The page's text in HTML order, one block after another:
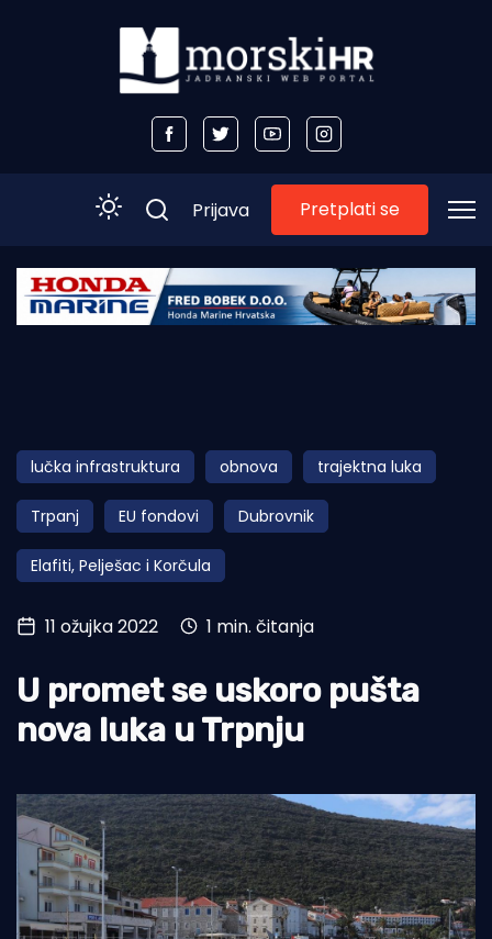
Početna
Obala
Otoci
Turizam i nautika
Pomorstvo
Ribolov
Tradicija i kultura
Prijava Pretplati se
lučka infrastruktura obnova trajektna luka
Trpanj EU fondovi Dubrovnik
Elafiti, Pelješac i Korčula
11 ožujka 2022 1 min. čitanja
U promet se uskoro pušta
nova luka u Trpnju